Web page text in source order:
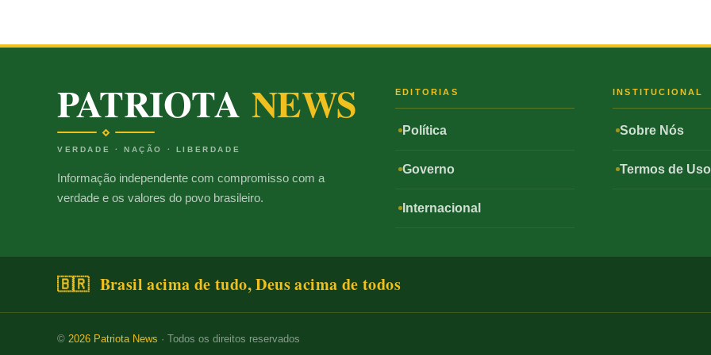
PATRIOTA NEWS
VERDADE · NAÇÃO · LIBERDADE
Informação independente com compromisso com a
verdade e os valores do povo brasileiro.
EDITORIAS
Política
Governo
Internacional
INSTITUCIONAL
Sobre Nós
Termos de Uso
🇧🇷 Brasil acima de tudo, Deus acima de todos
© 2026 Patriota News · Todos os direitos reservados